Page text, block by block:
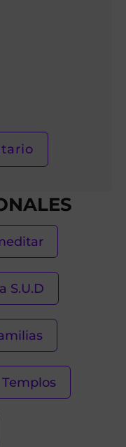
S.U.D
Templos